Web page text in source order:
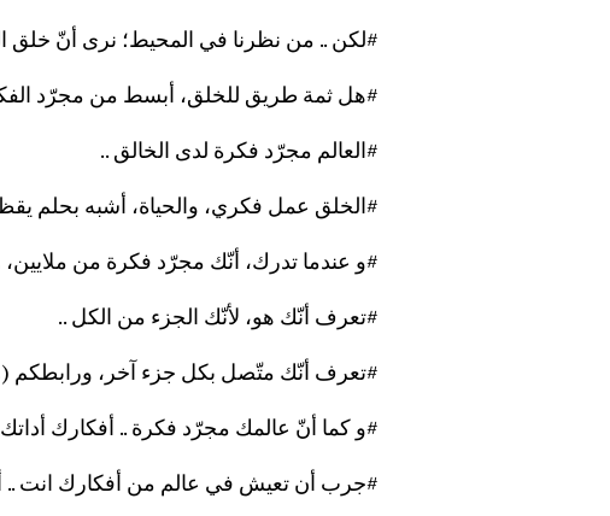
#لكن .. من نظرنا في المحيط؛ نرى أنّ خلق
#هل ثمة طريق للخلق، أبسط من مجرّد
#العالم مجرّد فكرة لدى الخالق ..
#الخلق عمل فكري، والحياة، أشبه بحلم
#و عندما تدرك، أنّك مجرّد فكرة من
#تعرف أنّك هو، لأنّك الجزء من الكل ..
#تعرف أنّك متّصل بكل جزء آخر، ورابطكم
#و كما أنّ عالمك مجرّد فكرة .. أفكارك أداتك
#جرب أن تعيش في عالم من أفكارك انت ..